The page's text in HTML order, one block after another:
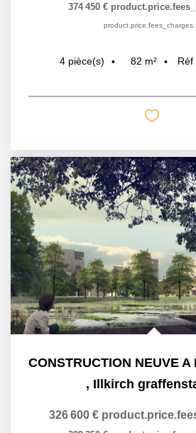
374 450 €
4 pièce(s) 82 m² Réf
, Illkirch
326 600 €